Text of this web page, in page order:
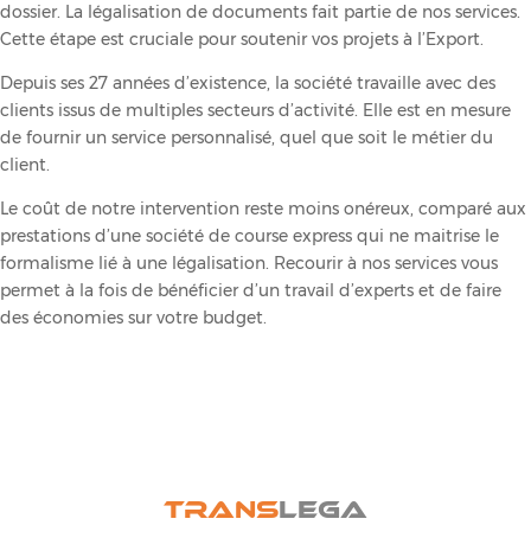
dossier. La légalisation de documents fait partie de nos services.
Cette étape est cruciale pour soutenir vos projets à l’Export.
Depuis ses 27 années d’existence, la société travaille avec des
clients issus de multiples secteurs d’activité. Elle est en mesure
de fournir un service personnalisé, quel que soit le métier du
client.
Le coût de notre intervention reste moins onéreux, comparé aux
prestations d’une société de course express qui ne maitrise le
formalisme lié à une légalisation. Recourir à nos services vous
permet à la fois de bénéficier d’un travail d’experts et de faire
des économies sur votre budget.
TRANSLEGA